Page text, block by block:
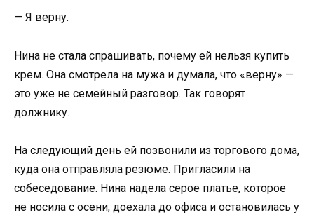
— Я верну.
Нина не стала спрашивать, почему ей нельзя купить
крем. Она смотрела на мужа и думала, что «верну» —
это уже не семейный разговор. Так говорят
должнику.
На следующий день ей позвонили из торгового дома,
куда она отправляла резюме. Пригласили на
собеседование. Нина надела серое платье, которое
не носила с осени, доехала до офиса и остановилась у